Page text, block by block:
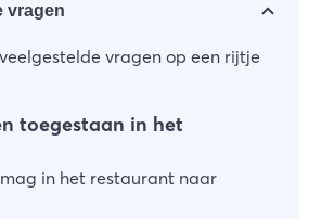
vragen
vragen op een rijtje
toegestaan in het
in het restaurant naar